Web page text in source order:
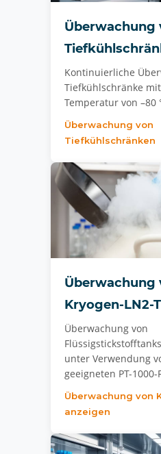
Überwachung
Kontinuierliche
Tiefkühlschränke
Temperatur von –80
Überwachung von
Tiefkühlschränken
Überwachung
Kryogen-LN2-
Überwachung von
unter Verwendung
geeigneten PT-
Überwachung von
anzeigen